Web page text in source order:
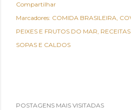
Compartilhar
Marcadores: COMIDA BRASILEIRA
PEIXES E FRUTOS DO MAR
SOPAS E CALDOS
POSTAGENS MAIS VISITADAS